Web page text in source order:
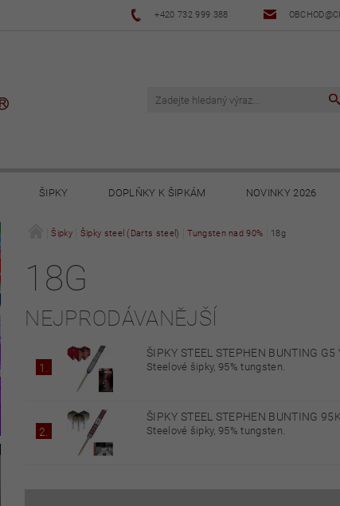
+420 732 999 388
ŠIPKY DOPLŇKY K ŠIPKÁM NOVINKY 2026
HRY NOVINKY 2025 NOVINKY 2024
OBCHODNÍ PODMÍNKY
Šipky Šipky steel (Darts steel) Tungsten nad 90% 18g
18G
NEJPRODÁVANĚJŠÍ
1.
ŠIPKY STEEL STEPHEN BUNTING G5
Steelové šipky, 95% tungsten.
2.
ŠIPKY STEEL STEPHEN BUNTING
Steelové šipky, 95% tungsten.